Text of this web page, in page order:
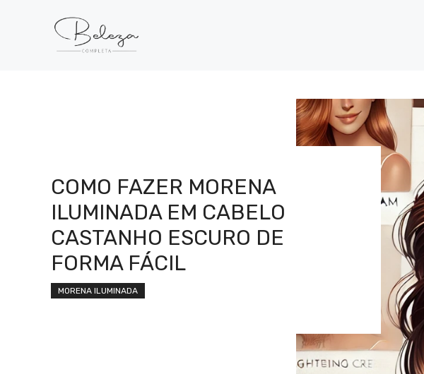
COMO FAZER MORENA
ILUMINADA EM CABELO
CASTANHO ESCURO DE
FORMA FÁCIL
MORENA ILUMINADA